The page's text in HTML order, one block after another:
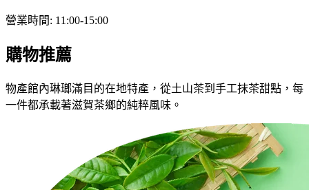
營業時間: 11:00-15:00
購物推薦
物產館內琳瑯滿目的在地特產，從土山茶到手工抹茶甜點，每
一件都承載著滋賀茶鄉的純粹風味。